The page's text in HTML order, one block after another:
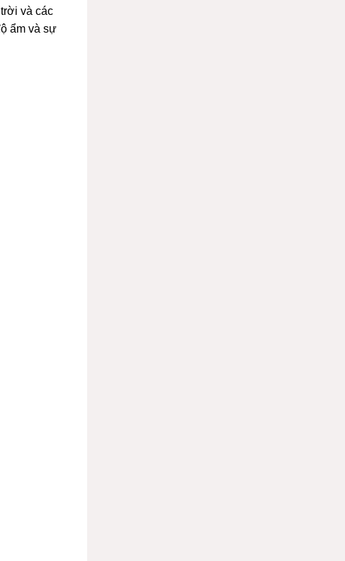
và các
ẩm và sự